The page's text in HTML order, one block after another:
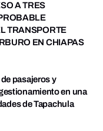
A TRES
TRANSPORTE
EN CHIAPAS
pasajeros y
en una
de Tapachula